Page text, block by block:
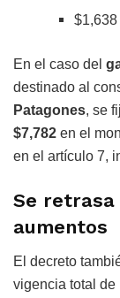
$1,638
En el caso del
destinado al
Patagones, se
$7,782 en el
en el artículo 7,
Se retrasa
aumentos
El decreto
vigencia total de